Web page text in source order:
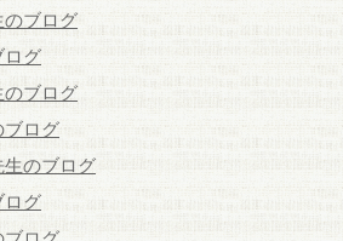
のブログ
ログ
のブログ
ブログ
生のブログ
ログ